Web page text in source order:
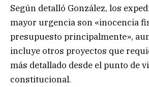
Según detalló González, los
mayor urgencia son «inocencia
presupuesto principalmente»,
incluye otros proyectos que
más detallado desde el punto de
constitucional.